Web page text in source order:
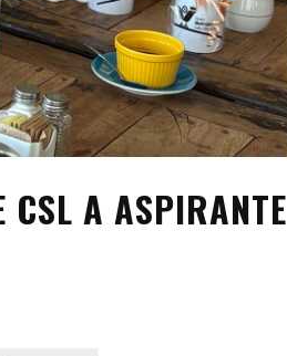
CSL A ASPIRANTE